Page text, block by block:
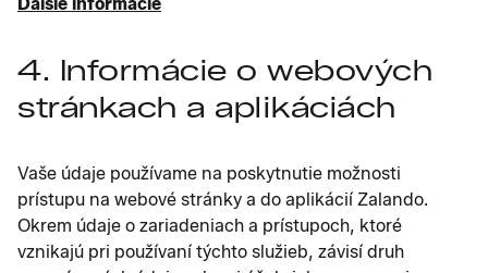
4. Informácie o webových
stránkach a aplikáciách
Vaše údaje používame na poskytnutie možnosti
prístupu na webové stránky a do aplikácií Zalando.
Okrem údaje o zariadeniach a prístupoch, ktoré
vznikajú pri používaní týchto služieb, závisí druh